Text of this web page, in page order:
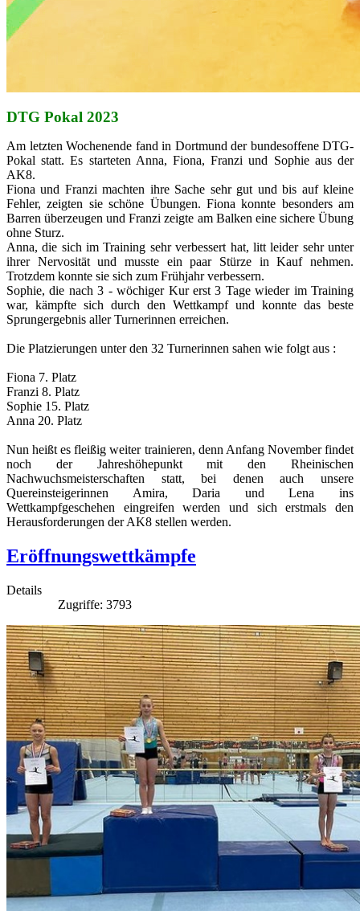
DTG Pokal 2023
Am letzten Wochenende fand in Dortmund der bundesoffene DTG-
Pokal statt. Es starteten Anna, Fiona, Franzi und Sophie aus der
AK8.
Fiona und Franzi machten ihre Sache sehr gut und bis auf kleine
Fehler, zeigten sie schöne Übungen. Fiona konnte besonders am
Barren überzeugen und Franzi zeigte am Balken eine sichere Übung
ohne Sturz.
Anna, die sich im Training sehr verbessert hat, litt leider sehr unter
ihrer Nervosität und musste ein paar Stürze in Kauf nehmen.
Trotzdem konnte sie sich zum Frühjahr verbessern.
Sophie, die nach 3 - wöchiger Kur erst 3 Tage wieder im Training
war, kämpfte sich durch den Wettkampf und konnte das beste
Sprungergebnis aller Turnerinnen erreichen.
Die Platzierungen unter den 32 Turnerinnen sahen wie folgt aus :
Fiona 7. Platz
Franzi 8. Platz
Sophie 15. Platz
Anna 20. Platz
Nun heißt es fleißig weiter trainieren, denn Anfang November findet
noch der Jahreshöhepunkt mit den Rheinischen
Nachwuchsmeisterschaften statt, bei denen auch unsere
Quereinsteigerinnen Amira, Daria und Lena ins
Wettkampfgeschehen eingreifen werden und sich erstmals den
Herausforderungen der AK8 stellen werden.
Eröffnungswettkämpfe
Details
Zugriffe: 3793